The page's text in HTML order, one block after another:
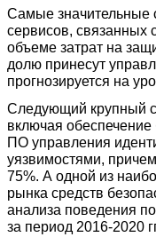
Самые значительные
сервисов, связанных
объеме затрат на
долю принесут
прогнозируется на
Следующий крупный
включая
ПО управления
уязвимостями,
75%. А одной из
рынка средств
анализа поведения
за период 2016-2020